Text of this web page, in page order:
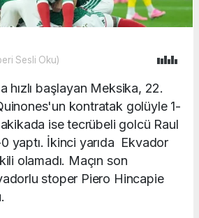
Sesli Oku)
hızlı başlayan Meksika, 22.
kontratak golüyle 1-
ise tecrübeli golcü Raul
yaptı. İkinci yarıda Ekvador
olamadı. Maçın son
stoper Piero Hincapie